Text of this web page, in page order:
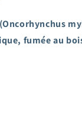
fumée au